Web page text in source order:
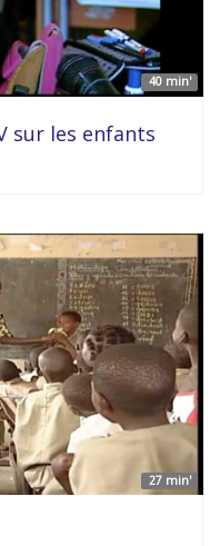
40 min'
sur les enfants
27 min'